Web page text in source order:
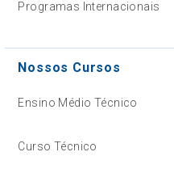
Programas Internacionais
Nossos Cursos
Ensino Médio Técnico
Curso Técnico